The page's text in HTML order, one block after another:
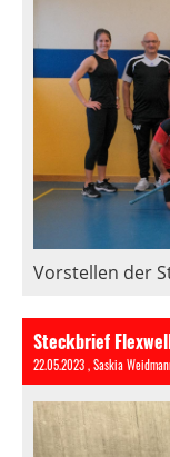
Vorstellen der
Steckbrief
22.05.2023, Saskia